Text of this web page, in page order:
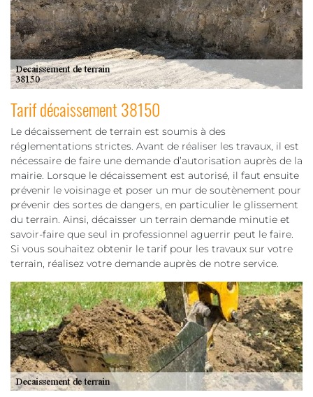
Tarif décaissement 38150
Le décaissement de terrain est soumis à des
réglementations strictes. Avant de réaliser les travaux, il est
nécessaire de faire une demande d’autorisation auprès de la
mairie. Lorsque le décaissement est autorisé, il faut ensuite
prévenir le voisinage et poser un mur de soutènement pour
prévenir des sortes de dangers, en particulier le glissement
du terrain. Ainsi, décaisser un terrain demande minutie et
savoir-faire que seul in professionnel aguerrir peut le faire.
Si vous souhaitez obtenir le tarif pour les travaux sur votre
terrain, réalisez votre demande auprès de notre service.